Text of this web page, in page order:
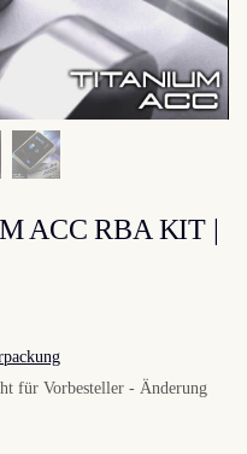
ACC RBA KIT |
für Vorbesteller - Änderung